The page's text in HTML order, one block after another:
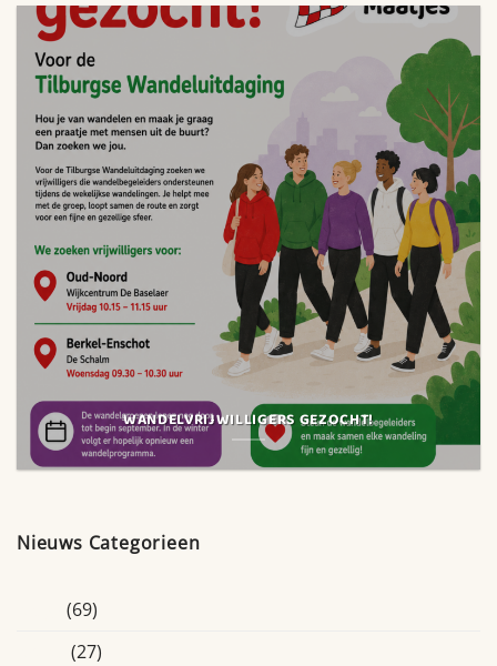
WANDELVRIJWILLIGERS GEZOCHT!
Nieuws Categorieen
(69)
(27)